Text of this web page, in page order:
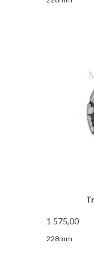
1 575,00
228mm